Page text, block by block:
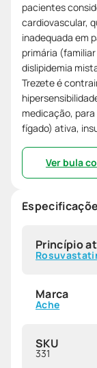
pacientes
cardiovascular,
inadequada em
primária
dislipidemia
Trezete é
medicação,
fígado) ativa,
Ver bula
Princípio
Marca
Ache
SKU
331